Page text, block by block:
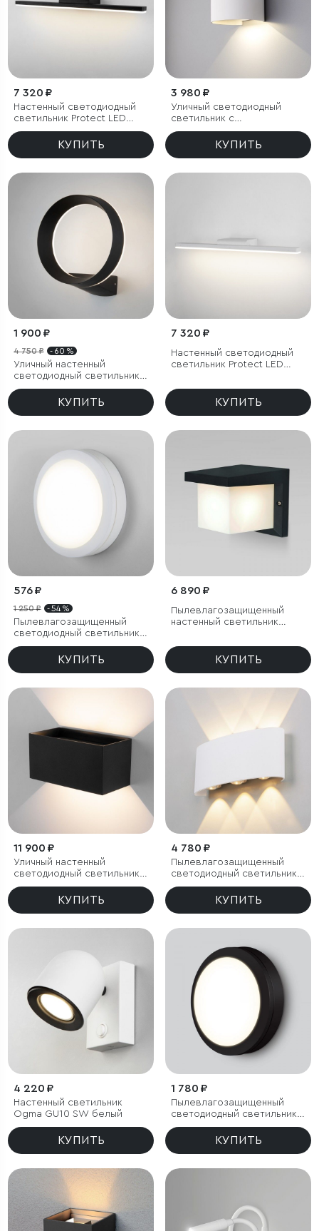
7 320 ₽
Настенный светодиодный
светильник Protect LED
чёрный
КУПИТЬ
3 980 ₽
Уличный светодиодный
светильник с
регулировкой луча Blade
белый IP54КУПИТЬ
1 900 ₽
4 750 ₽ - 60 %
Уличный настенный
светодиодный светильник
Ring IP54
КУПИТЬ
7 320 ₽
Настенный светодиодный
светильник Protect LED
КУПИТЬ
576 ₽
1 250 ₽ - 54 %
Пылевлагозащищенный
светодиодный светильник
15W 6500K IP65
КУПИТЬ
6 890 ₽
Пылевлагозащищенный
настенный светильник
КУПИТЬ
11 900 ₽
Уличный настенный
светодиодный светильник с
регулируемыми лучами
WINNER DOUBLE LED IP54
КУПИТЬ
4 780 ₽
Пылевлагозащищенный
светодиодный светильник
Twinky Trio белый IP54
КУПИТЬ
4 220 ₽
Настенный светильник
Ogma GU10 SW белый
КУПИТЬ
1 780 ₽
Пылевлагозащищенный
светодиодный светильник
15W 4200K IP65
КУПИТЬ